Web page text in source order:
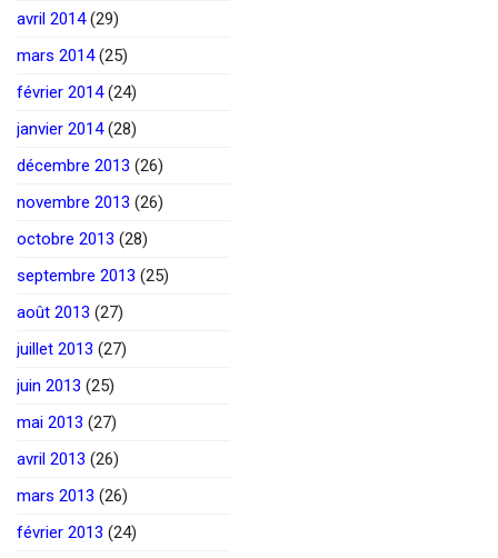
avril 2014(29)
mars 2014(25)
février 2014(24)
janvier 2014(28)
décembre 2013 (26)
novembre 2013 (26)
octobre 2013 (28)
septembre 2013 (25)
août 2013 (27)
juillet 2013 (27)
juin 2013 (25)
mai 2013 (27)
avril 2013 (26)
mars 2013 (26)
février 2013 (24)